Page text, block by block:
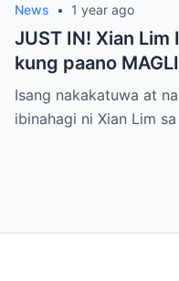
News • 1 year ago
JUST IN! Xian Lim
kung paano
Reyes!
Isang nakakatuwa at
ibinahagi ni Xian Lim